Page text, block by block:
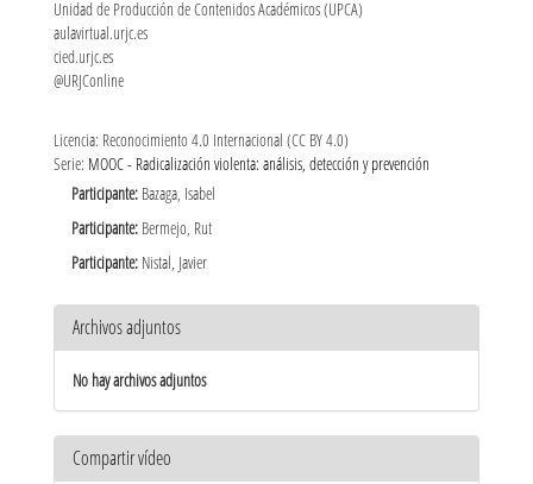
Unidad de Producción de Contenidos Académicos (UPCA)
aulavirtual.urjc.es
cied.urjc.es
@URJConline
Licencia: Reconocimiento 4.0 Internacional (CC BY 4.0)
Serie: MOOC - Radicalización violenta: análisis, detección y prevención
Participante: Bazaga, Isabel
Participante: Bermejo, Rut
Participante: Nistal, Javier
Archivos adjuntos
No hay archivos adjuntos
Compartir vídeo